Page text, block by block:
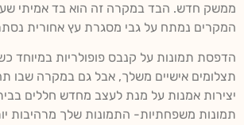
ממשק חדש. הבד במקרה זה הוא בד אמיתי
המקרים נמתח על גבי מסגרת עץ אחורית
הדפסת תמונות על קנבס פופולריות במיוחד
תצלומים אישיים משלך, אבל גם במקרה שבו
יצירות אמנות על מנת לעצב מחדש חללים
תמונות משפחתיות- התמונות שלך מרהיבות